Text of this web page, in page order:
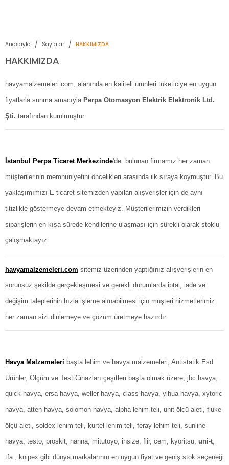
Anasayfa Sayfalar HAKKIMIZDA
HAKKIMIZDA
havyamalzemeleri.com, alanında en kaliteli ürünleri tüketiciye en uygun
fiyatlarla sunma amacıyla Perpa Otomasyon Elektrik Elektronik Ltd.
Şti. tarafından kurulmuştur.
İstanbul Perpa Ticaret Merkezinde'de bulunan firmamız her zaman
müşterilerinin memnuniyetini öncelikleri arasında ilk sıraya koymuştur. Bu
yaklaşımımızı E-ticaret sitemizden yapılan alışverişler için de aynı
titizlikle göstermeye devam etmekteyiz. Müşterilerimizin verdikleri
siparişlerin en kısa sürede kendilerine ulaşması için sürekli olarak stoklu
çalışmaktayız.
havyamalzemeleri.com sitemiz üzerinden yaptığınız alışverişlerin en
sorunsuz şekilde gerçekleşmesi ve gerekli durumlarda iptal, iade ve
değişim taleplerinin hızla işleme alınabilmesi için müşteri hizmetlerimiz
her zaman sizi dinlemeye ve çözüm üretmeye hazırdır.
Havya Malzemeleri başta lehim ve havya malzemeleri, Antistatik Esd
Ürünler, Ölçüm ve Test Cihazları çeşitleri başta olmak üzere, jbc havya,
quick havya, ersa havya, weller havya, class havya, yihua havya, xytoric
havya, atten havya, solomon havya, alpha lehim teli, unit ölçü aleti, fluke
ölçü aleti, soldex lehim teli, kurtel lehim teli, feray lehim teli, sunline
havya, testo, proskit, hanna, mitutoyo, insize, flir, cem, kyoritsu, uni-t,
tfa, knipex gibi dünya markalarının en uygun fiyat ve geniş stok seçeneği